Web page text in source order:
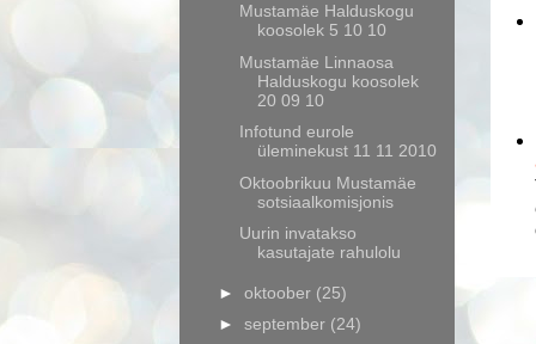
Mustamäe Halduskogu
koosolek 5 10 10
Mustamäe Linnaosa
Halduskogu koosolek
20 09 10
Infotund eurole
üleminekust 11 11 2010
Oktoobrikuu Mustamäe
sotsiaalkomisjonis
Uurin invatakso
kasutajate rahulolu
► oktoober (25)
► september (24)